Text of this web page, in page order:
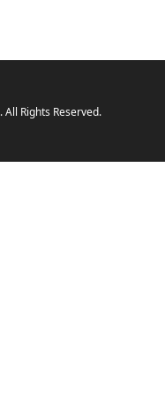
. All Rights Reserved.